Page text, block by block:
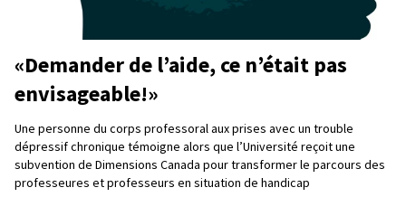
«Demander de l’aide, ce n’était pas
envisageable!»
Une personne du corps professoral aux prises avec un trouble
dépressif chronique témoigne alors que l’Université reçoit une
subvention de Dimensions Canada pour transformer le parcours des
professeures et professeurs en situation de handicap